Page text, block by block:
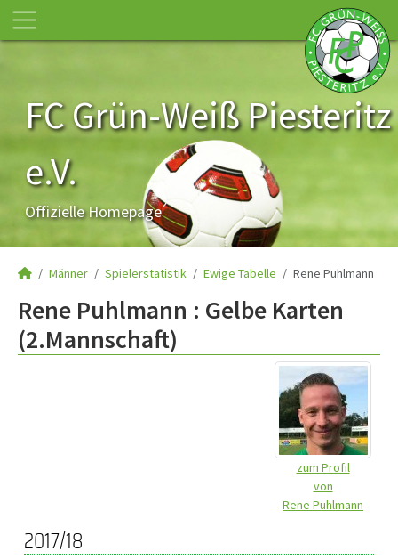
FC Grün-Weiß Piesteritz
e.V.
Offizielle Homepage
Männer Spielerstatistik Ewige Tabelle Rene Puhlmann
Rene Puhlmann : Gelbe Karten
(2.Mannschaft)
zum Profil
von
Rene Puhlmann
2017/18